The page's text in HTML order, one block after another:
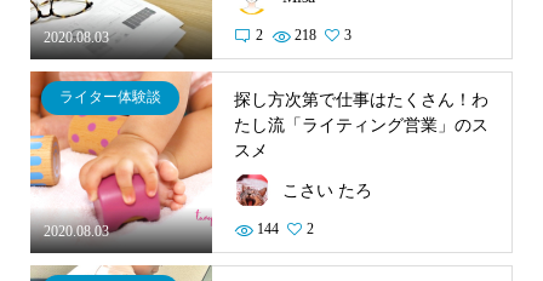
2020.08.03 2 218 3
2020.08.03
ライター体験談
探し方次第で仕事はたくさん！わ
たし流「ライティング営業」のス
スメ
こさい たろ
144 2